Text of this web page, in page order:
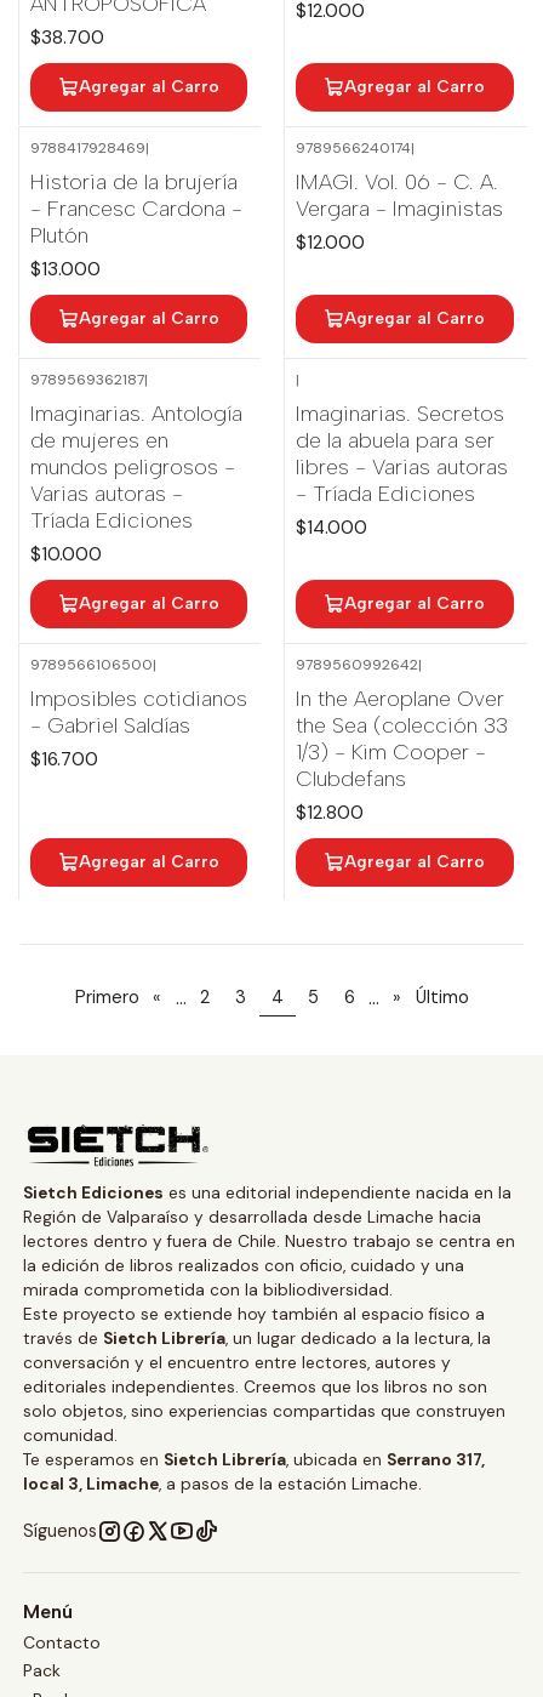
$38.700
Agregar al Carro
$12.000
Agregar al Carro
9788417928469|
Historia de la brujería
- Francesc Cardona -
Plutón
$13.000
Agregar al Carro
9789566240174|
IMAGI. Vol. 06 - C. A.
Vergara - Imaginistas
$12.000
Agregar al Carro
9789569362187|
Imaginarias. Antología
de mujeres en
mundos peligrosos -
Varias autoras -
Tríada Ediciones
$10.000
Agregar al Carro
|
Imaginarias. Secretos
de la abuela para ser
libres - Varias autoras
- Tríada Ediciones
$14.000
Agregar al Carro
9789566106500|
Imposibles cotidianos
- Gabriel Saldías
$16.700
Agregar al Carro
9789560992642|
In the Aeroplane Over
the Sea (colección 33
1/3) - Kim Cooper -
Clubdefans
$12.800
Agregar al Carro
Primero « ... 2 3 4 5 6 ... » Último
Sietch Ediciones es una editorial independiente nacida en la
Región de Valparaíso y desarrollada desde Limache hacia
lectores dentro y fuera de Chile. Nuestro trabajo se centra en
la edición de libros realizados con oficio, cuidado y una
mirada comprometida con la bibliodiversidad.
Este proyecto se extiende hoy también al espacio físico a
través de Sietch Librería, un lugar dedicado a la lectura, la
conversación y el encuentro entre lectores, autores y
editoriales independientes. Creemos que los libros no son
solo objetos, sino experiencias compartidas que construyen
comunidad.
Te esperamos en Sietch Librería, ubicada en Serrano 317,
local 3, Limache, a pasos de la estación Limache.
Síguenos
Menú
Contacto
Pack